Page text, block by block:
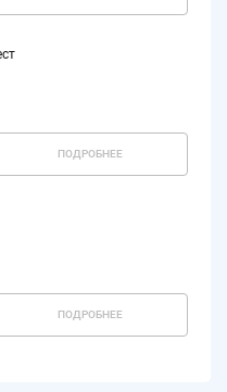
ПОДРОБНЕЕ
ПОДРОБНЕЕ